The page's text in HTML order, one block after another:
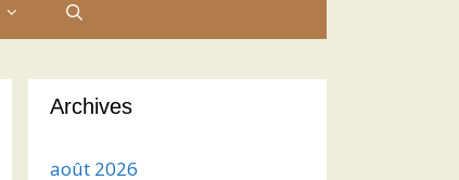
Archives
août 2026